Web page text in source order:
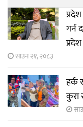
गर्न
साउन २१, २०८३
हर्क
कुरा